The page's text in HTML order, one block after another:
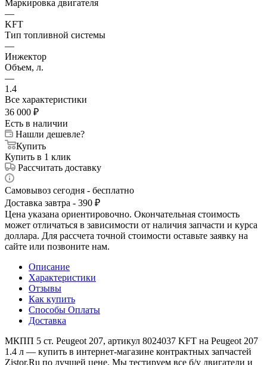
Маркировка двигателя
—
KFT
Тип топливной системы
—
Инжектор
Объем, л.
—
1.4
Все характеристики
36 000 ₽
Есть в наличии
Нашли дешевле?
Купить
Купить в 1 клик
Рассчитать доставку
Самовывоз сегодня - бесплатно
Доставка завтра - 390 ₽
Цена указана ориентировочно. Окончательная стоимость
может отличаться в зависимости от наличия запчасти и курса
доллара. Для рассчета точной стоимости оставьте заявку на
сайте или позвоните нам.
Описание
Характеристики
Отзывы
Как купить
Способы Оплаты
Доставка
МКПП 5 ст. Peugeot 207, артикул 8024037 KFT на Peugeot 207
1.4 л — купить в интернет-магазине контрактных запчастей
Zistor.Ru по лучшей цене. Мы тестируем все б/у двигатели и